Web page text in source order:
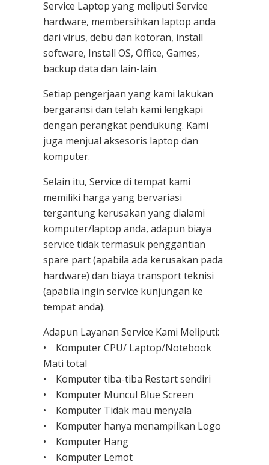
Service Laptop yang meliputi Service
hardware, membersihkan laptop anda
dari virus, debu dan kotoran, install
software, Install OS, Office, Games,
backup data dan lain-lain.
Setiap pengerjaan yang kami lakukan
bergaransi dan telah kami lengkapi
dengan perangkat pendukung. Kami
juga menjual aksesoris laptop dan
komputer.
Selain itu, Service di tempat kami
memiliki harga yang bervariasi
tergantung kerusakan yang dialami
komputer/laptop anda, adapun biaya
service tidak termasuk penggantian
spare part (apabila ada kerusakan pada
hardware) dan biaya transport teknisi
(apabila ingin service kunjungan ke
tempat anda).
Adapun Layanan Service Kami Meliputi:
• Komputer CPU/ Laptop/Notebook
Mati total
• Komputer tiba-tiba Restart sendiri
• Komputer Muncul Blue Screen
• Komputer Tidak mau menyala
• Komputer hanya menampilkan Logo
• Komputer Hang
• Komputer Lemot